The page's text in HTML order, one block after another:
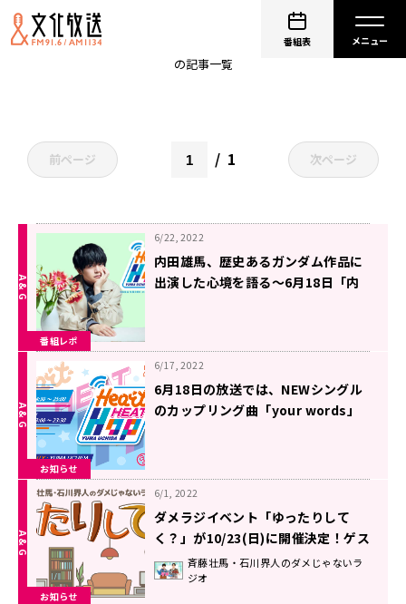
番組表
の記事一覧
前ページ 1 次ページ
番組レポ
6/22, 2022
内田雄馬、歴史あるガンダム作品に
出演した心境を語る〜6月18日「内
お知らせ
6/17, 2022
6月18日の放送では、NEWシングル
のカップリング曲「your words」
お知らせ
6/1, 2022
ダメラジイベント「ゆったりして
く？」が10/23(日)に開催決定！ゲス
トは内田雄馬さん！
斉藤壮馬・石川界人のダメじゃないラ
ジオ